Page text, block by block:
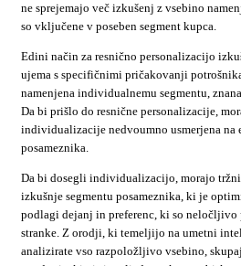
ne sprejemajo več izkušenj z vsebino
so vključene v poseben segment kupca.
Edini način za resnično personalizacijo
ujema s specifičnimi pričakovanji
namenjena individualnemu segmentu,
Da bi prišlo do resnične personalizacije,
individualizacije nedvoumno usmerjena na
posameznika.
Da bi dosegli individualizacijo, morajo
izkušnje segmentu posameznika, ki je
podlagi dejanj in preferenc, ki so neločljivo
stranke. Z orodji, ki temeljijo na umetni
analizirate vso razpoložljivo vsebino,